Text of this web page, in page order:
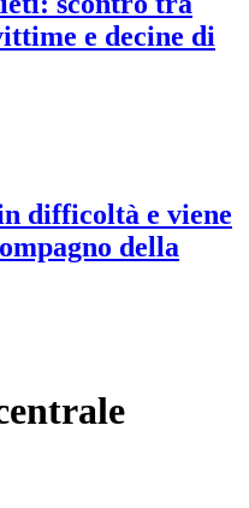
e decine di
difficoltà e viene
della